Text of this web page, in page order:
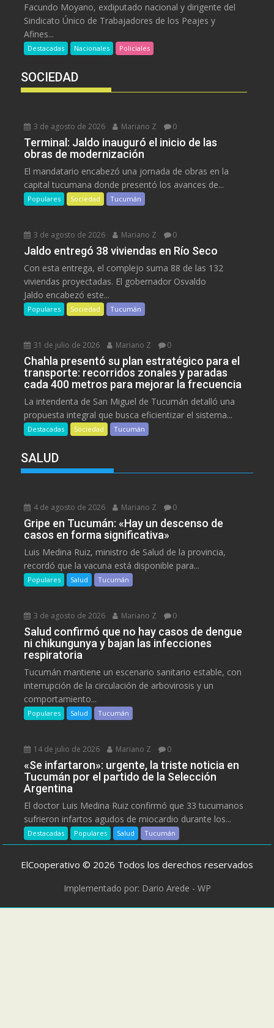
Facundo Moyano, exdiputado nacional y dirigente del
Sindicato Único de Trabajadores de los Peajes y
Afines...
Destacadas Nacionales Policiales
SOCIEDAD
3 de agosto de 2026 Mariano Z 0
Terminal: Jaldo inauguró el inicio de las
obras de modernización
El mandatario encabezó una jornada de obras en la
capital tucumana donde presentó los avances de...
Populares Sociedad Tucumán
3 de agosto de 2026 Mariano Z 0
Jaldo entregó 38 viviendas en Río Seco
Con esta entrega, el complejo suma 88 de las 132
viviendas proyectadas. El gobernador Osvaldo
Jaldo encabezó este...
Populares Sociedad Tucumán
31 de julio de 2026 Mariano Z 0
Chahla presentó su plan estratégico para el
transporte: recorridos zonales y paradas
cada 400 metros para mejorar la frecuencia
La intendenta de San Miguel de Tucumán detalló una
propuesta integral que busca eficientizar el sistema...
Destacadas Sociedad Tucumán
SALUD
4 de agosto de 2026 Mariano Z 0
Gripe en Tucumán: «Hay un descenso de
casos en forma significativa»
Luis Medina Ruiz, ministro de Salud de la provincia,
recordó que la vacuna está disponible para...
Populares Salud Tucumán
3 de agosto de 2026 Mariano Z 0
Salud confirmó que no hay casos de dengue
ni chikungunya y bajan las infecciones
respiratoria
Tucumán mantiene un escenario sanitario estable, con
interrupción de la circulación de arbovirosis y un
comportamiento...
Populares Salud Tucumán
14 de julio de 2026 Mariano Z 0
«Se infartaron»: urgente, la triste noticia en
Tucumán por el partido de la Selección
Argentina
El doctor Luis Medina Ruiz confirmó que 33 tucumanos
sufrieron infartos agudos de miocardio durante los...
Destacadas Populares Salud Tucumán
ElCooperativo © 2026 Todos los derechos reservados